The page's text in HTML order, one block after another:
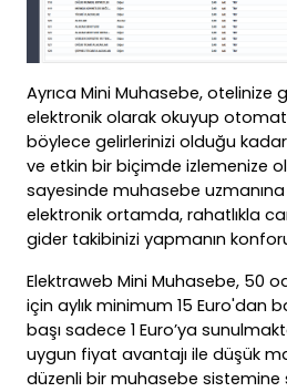
Ayrıca Mini Muhasebe, otelinize
elektronik olarak okuyup
böylece gelirlerinizi olduğu
ve etkin bir biçimde izlemenize
sayesinde muhasebe
elektronik ortamda, rahatlıkla
gider takibinizi yapmanın
Elektraweb Mini Muhasebe, 50
için aylık minimum 15 Euro'dan
başı sadece 1 Euro’ya
uygun fiyat avantajı ile düşük
düzenli bir muhasebe sistemine